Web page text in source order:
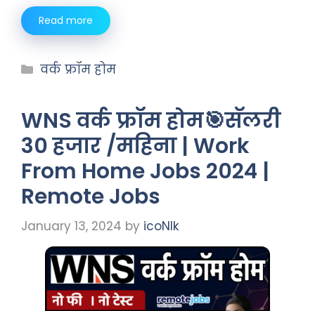
Read more
वर्क फ्रॉम होम
WNS वर्क फ्रॉम होम🎯सॅलरी
30 हजार /महिना | Work
From Home Jobs 2024 |
Remote Jobs
January 13, 2024 by icoNIk